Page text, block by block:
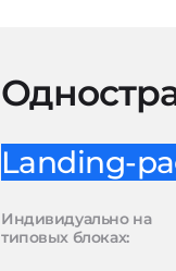
Landing-
Индивидуально на
типовых блоках: